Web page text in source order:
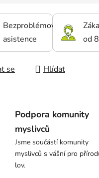
Bezproblémová
asistence
od
se Hlídat
Podpora komunity
myslivců
Jsme součástí komunity
myslivců s vášní pro
lov.